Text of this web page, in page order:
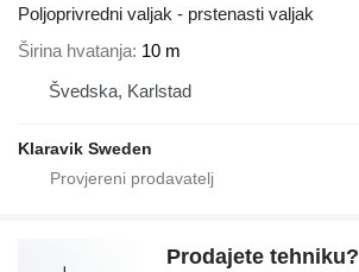
Poljoprivredni valjak - prstenasti valjak
Širina hvatanja 10 m
Švedska, Karlstad
Klaravik Sweden
Prodajete tehniku?